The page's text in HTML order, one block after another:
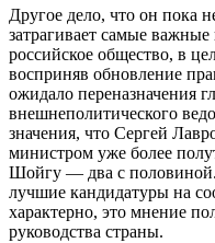
Другое дело, что он пока
затрагивает самые
российское общество, в
восприняв обновление
ожидало переназначения
внешнеполитического
значения, что Сергей
министром уже более
Шойгу — два с
лучшие кандидатуры на
характерно, это мнение
руководства страны.